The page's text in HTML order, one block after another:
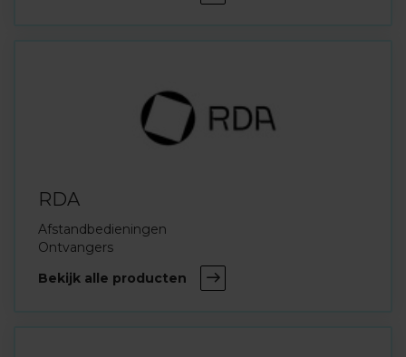
RDA
Afstandbedieningen
Ontvangers
Bekijk alle producten